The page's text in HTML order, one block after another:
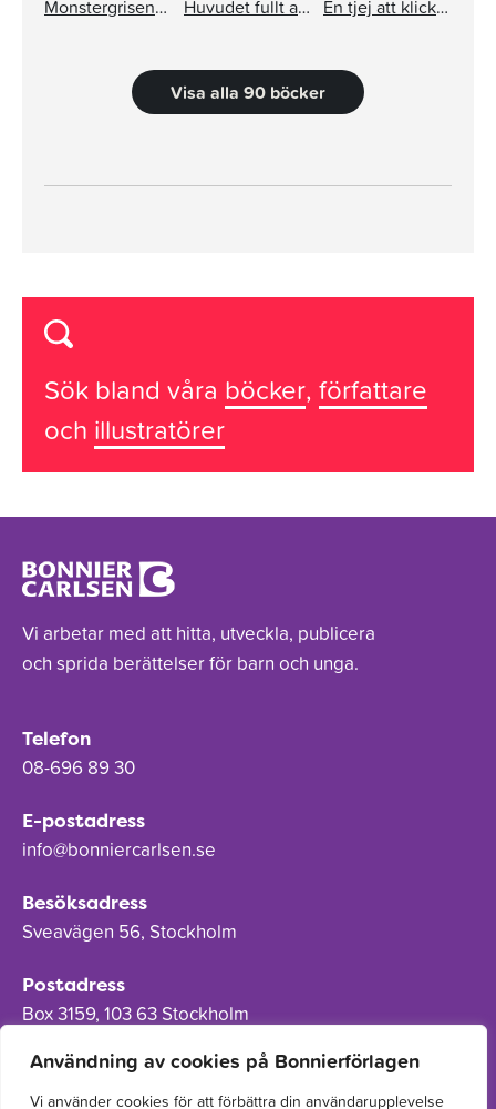
Användning av cookies på Bonnierförlagen
Vi använder cookies för att förbättra din användarupplevelse
Monstergrisens gåta Huvudet fullt av dig En tjej att klicka bort
Visa alla 90 böcker
Sök bland våra böcker, författare
och illustratörer
Vi arbetar med att hitta, utveckla, publicera
och sprida berättelser för barn och unga.
Telefon
08-696 89 30
E-postadress
info@bonniercarlsen.se
Besöksadress
Sveavägen 56, Stockholm
Postadress
Box 3159, 103 63 Stockholm